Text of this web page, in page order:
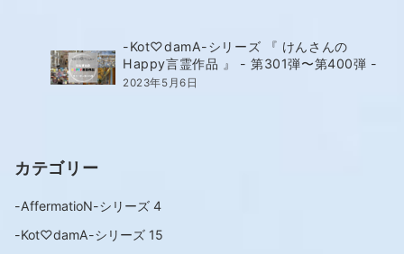
-Kot♡damA-シリーズ 『 けんさんの
Happy言霊作品 』 - 第301弾〜第400弾 -
2023年5月6日
カテゴリー
-AffermatioN-シリーズ 4
-Kot♡damA-シリーズ 15